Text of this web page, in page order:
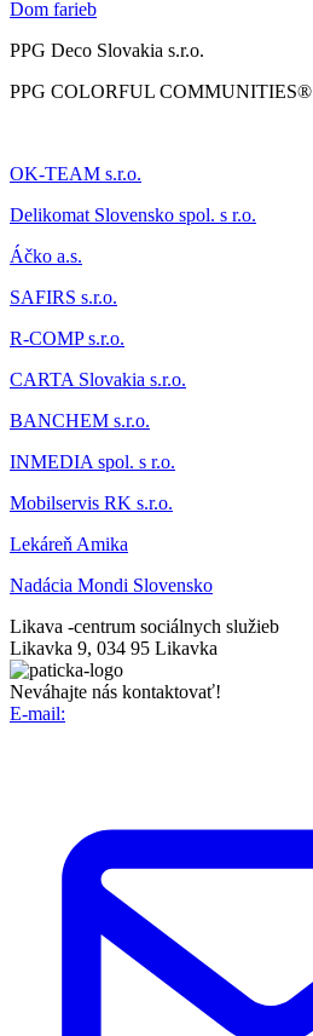
Dom farieb
PPG Deco Slovakia s.r.o.
PPG COLORFUL COMMUNITIES®
OK-TEAM s.r.o.
Delikomat Slovensko spol. s r.o.
Áčko a.s.
SAFIRS s.r.o.
R-COMP s.r.o.
CARTA Slovakia s.r.o.
BANCHEM s.r.o.
INMEDIA spol. s r.o.
Mobilservis RK s.r.o.
Lekáreň Amika
Nadácia Mondi Slovensko
Likava -centrum sociálnych služieb
Likavka 9, 034 95 Likavka
Neváhajte nás kontaktovať!
E-mail: